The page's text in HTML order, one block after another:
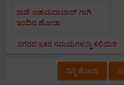
ರಾಚಿ ಅಹಮದಾಬಾದ್ ಗಾಗಿ
ಇಂದಿನ ಹೋರಾ
ನಗರದ ಇತರ ಸಮಯಗಳನ್ನು ಕಲಿಯಿರಿ
ನಿನ್ನೆ ಹೋರಾ